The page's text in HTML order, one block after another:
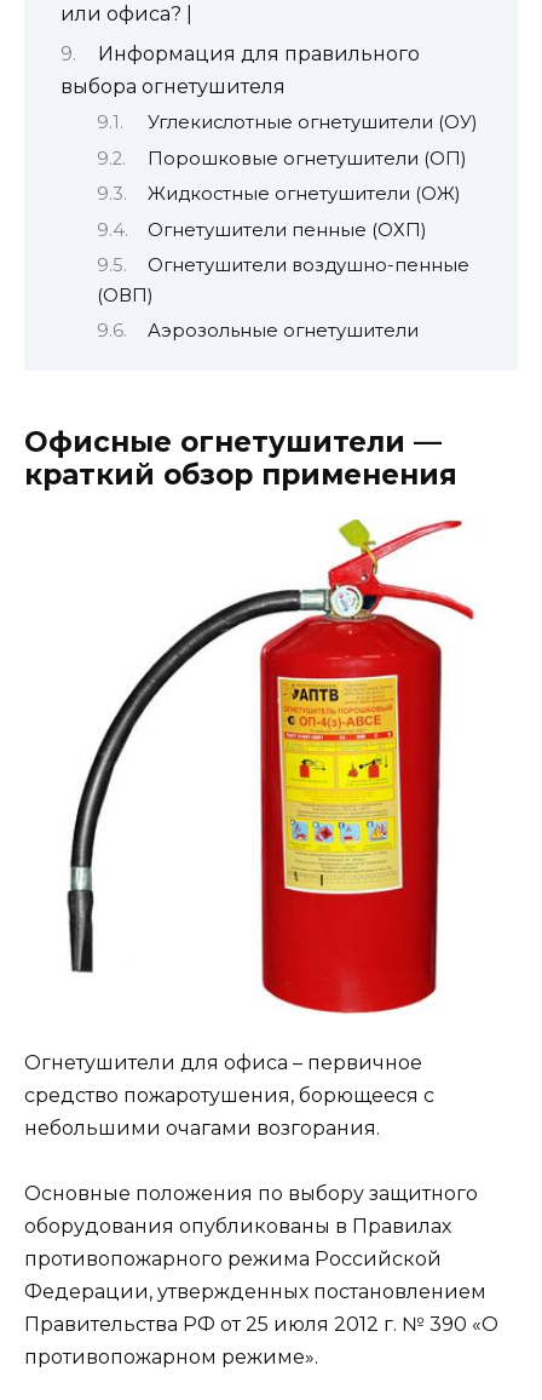
или офиса? |
Информация для правильного
выбора огнетушителя
Углекислотные огнетушители (ОУ)
Порошковые огнетушители (ОП)
Жидкостные огнетушители (ОЖ)
Огнетушители пенные (ОХП)
Огнетушители воздушно-пенные
(ОВП)
Аэрозольные огнетушители
Офисные огнетушители —
краткий обзор применения
Огнетушители для офиса – первичное
средство пожаротушения, борющееся с
небольшими очагами возгорания.
Основные положения по выбору защитного
оборудования опубликованы в Правилах
противопожарного режима Российской
Федерации, утвержденных постановлением
Правительства РФ от 25 июля 2012 г. № 390 «О
противопожарном режиме».